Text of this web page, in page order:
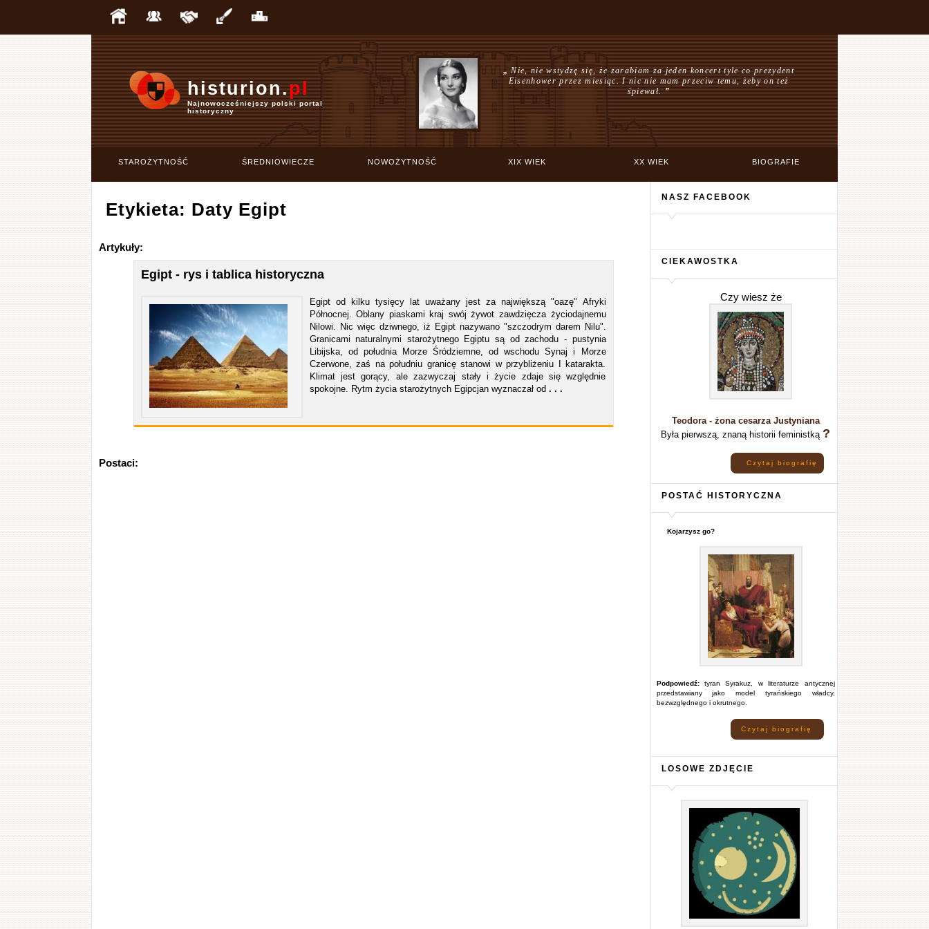
histurion.pl
Najnowocześniejszy polski portal
historyczny
„Nie, nie wstydzę się, że zarabiam za jeden koncert tyle co prezydent
Eisenhower przez miesiąc. I nic nie mam przeciw temu, żeby on też
śpiewał.”
STAROŻYTNOŚĆ ŚREDNIOWIECZE NOWOŻYTNOŚĆ XIX WIEK XX WIEK BIOGRAFIE
Etykieta: Daty Egipt
Artykuły:
Egipt - rys i tablica historyczna
Egipt od kilku tysięcy lat uważany jest za największą "oazę" Afryki
Północnej. Oblany piaskami kraj swój żywot zawdzięcza życiodajnemu
Nilowi. Nic więc dziwnego, iż Egipt nazywano "szczodrym darem Nilu".
Granicami naturalnymi starożytnego Egiptu są od zachodu - pustynia
Libijska, od południa Morze Śródziemne, od wschodu Synaj i Morze
Czerwone, zaś na południu granicę stanowi w przybliżeniu I katarakta.
Klimat jest gorący, ale zazwyczaj stały i życie zdaje się względnie
spokojne. Rytm życia starożytnych Egipcjan wyznaczał od . . .
Postaci:
NASZ FACEBOOK
CIEKAWOSTKA
Czy wiesz że
Teodora - żona cesarza Justyniana
Była pierwszą, znaną historii feministką ?
Czytaj biografię
POSTAĆ HISTORYCZNA
Kojarzysz go?
Podpowiedź:tyran Syrakuz, w literaturze antycznej
przedstawiany jako model tyrańskiego władcy,
bezwzględnego i okrutnego.
Czytaj biografię
LOSOWE ZDJĘCIE